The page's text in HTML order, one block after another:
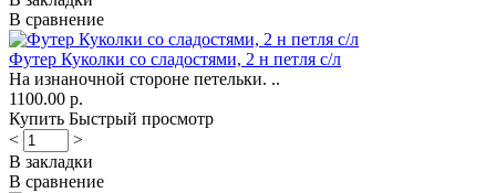
В сравнение
Футер Куколки со сладостями, 2 н петля с/л
На изнаночной стороне петельки. ..
1100.00 р.
Купить Быстрый просмотр
<
>
В закладки
В сравнение